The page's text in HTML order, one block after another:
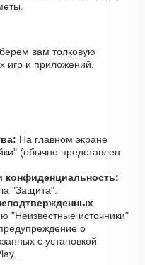
вам толковую
игр и приложений.
На главном экране
(обычно представлен
конфиденциальность:
"Защита".
"Неизвестные источники"
о
с установкой